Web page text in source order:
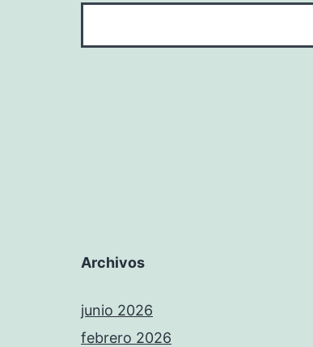
Archivos
junio 2026
febrero 2026